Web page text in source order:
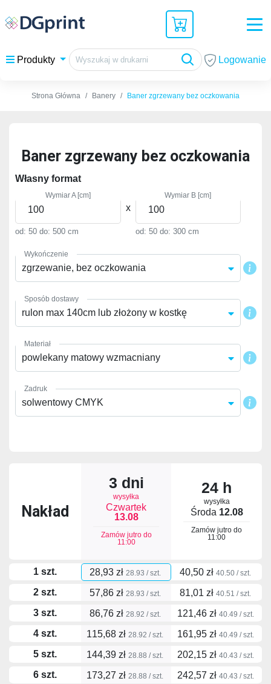
Produkty Logowanie
Strona Główna Banery Baner zgrzewany bez oczkowania
Baner zgrzewany bez oczkowania
Własny format
Wymiar A [cm]
od: 50 do: 500 cm
x
Wymiar B [cm]
od: 50 do: 300 cm
Wykończenie
zgrzewanie, bez oczkowania
Sposób dostawy
rulon max 140cm lub złożony w kostkę
Materiał
powlekany matowy wzmacniany
Zadruk
solwentowy CMYK
Nakład
3 dni
wysyłka
Czwartek
13.08
Zamów jutro do
11:00
24 h
wysyłka
Środa 12.08
Zamów jutro do
11:00
1 szt. 28,93 zł 28.93 / szt. 40,50 zł 40.50 / szt.
2 szt. 57,86 zł 28.93 / szt. 81,01 zł 40.51 / szt.
3 szt. 86,76 zł 28.92 / szt. 121,46 zł 40.49 / szt.
4 szt. 115,68 zł 28.92 / szt. 161,95 zł 40.49 / szt.
5 szt. 144,39 zł 28.88 / szt. 202,15 zł 40.43 / szt.
6 szt. 173,27 zł 28.88 / szt. 242,57 zł 40.43 / szt.